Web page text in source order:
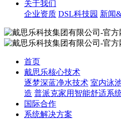
关于我们
企业资质 DSL科技园 新闻
首页
戴思乐核心技术
逐梦深蓝净水技术 室内泳
造 普派克家用智能舒适系
国际合作
系统解决方案